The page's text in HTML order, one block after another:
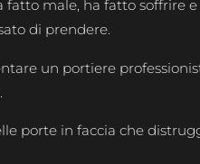
fatto male, ha fatto soffrire
di prendere.
un portiere
porte in faccia che